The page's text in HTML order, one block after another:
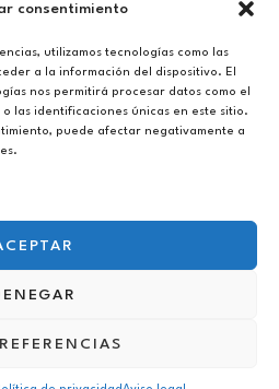
consentimiento
utilizamos tecnologías como las
a la información del dispositivo. El
nos permitirá procesar datos como el
las identificaciones únicas en este sitio.
puede afectar negativamente a
a 20h
fobias en Sant Gervasi